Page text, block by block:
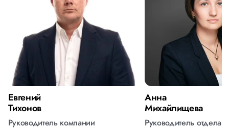
Евгений
Тихонов
Руководитель компании
Анна
Михайлищева
Руководитель отдела